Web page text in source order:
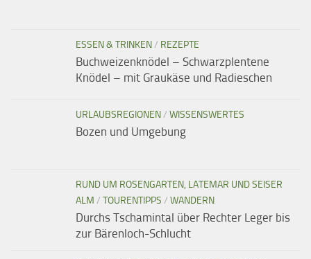
ESSEN & TRINKEN/ REZEPTE
Buchweizenknödel – Schwarzplentene
Knödel – mit Graukäse und Radieschen
URLAUBSREGIONEN/ WISSENSWERTES
Bozen und Umgebung
RUND UM ROSENGARTEN, LATEMAR UND SEISER
ALM / TOURENTIPPS / WANDERN
Durchs Tschamintal über Rechter Leger bis
zur Bärenloch-Schlucht